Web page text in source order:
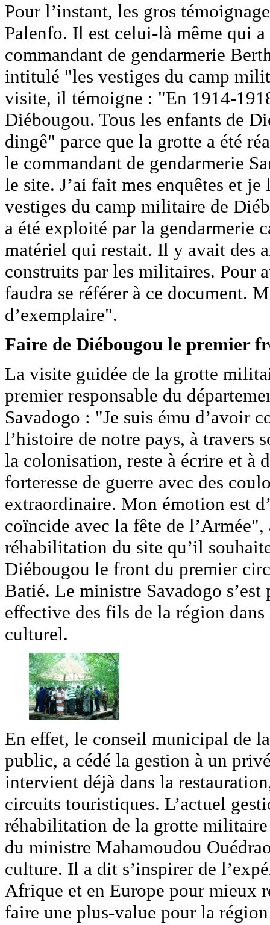
Pour l’instant, les gros
Palenfo. Il est celui-là même qui
commandant de gendarmerie
intitulé "les vestiges du camp
visite, il témoigne : "En 1914-
Diébougou. Tous les enfants de
dingê" parce que la grotte a été
le commandant de gendarmerie
le site. J’ai fait mes enquêtes et
vestiges du camp militaire de
a été exploité par la gendarmerie
matériel qui restait. Il y avait des
construits par les militaires. Pour
faudra se référer à ce document.
d’exemplaire".
Faire de Diébougou le premier
La visite guidée de la grotte
premier responsable du
Savadogo : "Je suis ému d’avoir
l’histoire de notre pays, à travers
la colonisation, reste à écrire et à
forteresse de guerre avec des
extraordinaire. Mon émotion est
coïncide avec la fête de
réhabilitation du site qu’il
Diébougou le front du premier
Batié. Le ministre Savadogo
effective des fils de la région
culturel.
En effet, le conseil municipal de
public, a cédé la gestion à un
intervient déjà dans la
circuits touristiques. L’actuel
réhabilitation de la grotte
du ministre Mahamoudou
culture. Il a dit s’inspirer de
Afrique et en Europe pour mieux
faire une plus-value pour la